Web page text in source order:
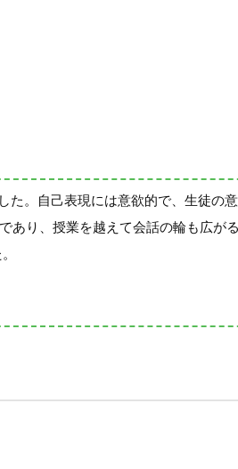
。自己表現には意欲的で、生徒の
り、授業を越えて会話の輪も広が